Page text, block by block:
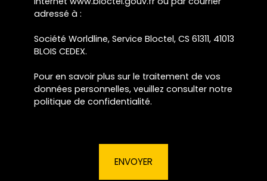
adressé à :
Société Worldline, Service Bloctel, CS 61311, 41013
BLOIS CEDEX.
Pour en savoir plus sur le traitement de vos
données personnelles, veuillez consulter notre
politique de confidentialité.
ENVOYER